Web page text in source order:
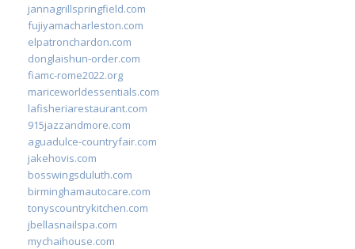
jannagrillspringfield.com
fujiyamacharleston.com
elpatronchardon.com
donglaishun-order.com
fiamc-rome2022.org
mariceworldessentials.com
lafisheriarestaurant.com
915jazzandmore.com
aguadulce-countryfair.com
jakehovis.com
bosswingsduluth.com
birminghamautocare.com
tonyscountrykitchen.com
jbellasnailspa.com
mychaihouse.com